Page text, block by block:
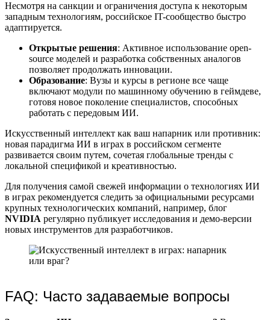
Несмотря на санкции и ограничения доступа к некоторым
западным технологиям, российское IT-сообщество быстро
адаптируется.
Открытые решения: Активное использование open-
source моделей и разработка собственных аналогов
позволяет продолжать инновации.
Образование: Вузы и курсы в регионе все чаще
включают модули по машинному обучению в геймдеве,
готовя новое поколение специалистов, способных
работать с передовым ИИ.
Искусственный интеллект как ваш напарник или противник:
новая парадигма ИИ в играх в российском сегменте
развивается своим путем, сочетая глобальные тренды с
локальной спецификой и креативностью.
Для получения самой свежей информации о технологиях ИИ
в играх рекомендуется следить за официальными ресурсами
крупных технологических компаний, например, блог
NVIDIA регулярно публикует исследования и демо-версии
новых инструментов для разработчиков.
FAQ: Часто задаваемые вопросы